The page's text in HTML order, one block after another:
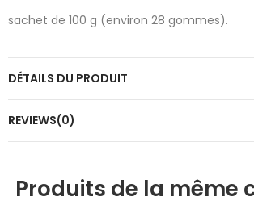
sachet de 100 g (environ 28 gommes).
DÉTAILS DU PRODUIT
REVIEWS(0)
Produits de la même